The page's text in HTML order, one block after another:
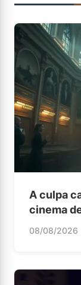
A culpa
cinema
08/08/2026